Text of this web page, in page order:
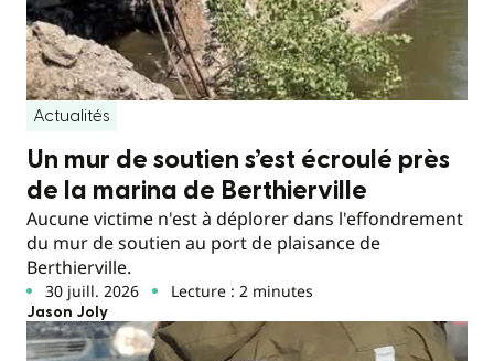
Actualités
Un mur de soutien s’est écroulé près
de la marina de Berthierville
Aucune victime n'est à déplorer dans l'effondrement
du mur de soutien au port de plaisance de
Berthierville.
30 juill. 2026 Lecture : 2 minutes
Jason Joly